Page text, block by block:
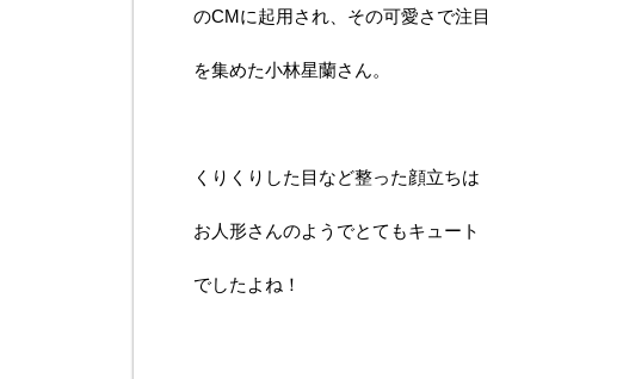
のCMに起用され、その可愛さで注目
を集めた小林星蘭さん。
くりくりした目など整った顔立ちは
お人形さんのようでとてもキュート
でしたよね！